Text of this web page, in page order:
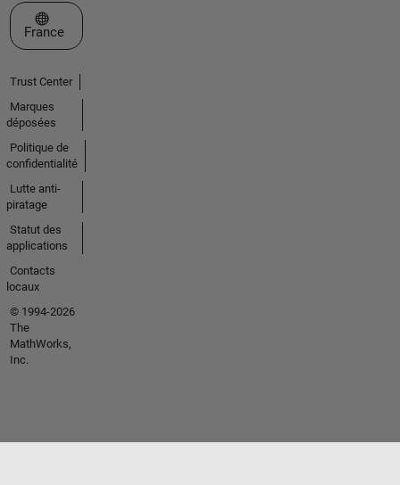
Sélectionner un site web
France
Trust Center
Marques
déposées
Politique de
confidentialité
Lutte anti-
piratage
Statut des
applications
Contacts
locaux
© 1994-2026
The
MathWorks,
Inc.